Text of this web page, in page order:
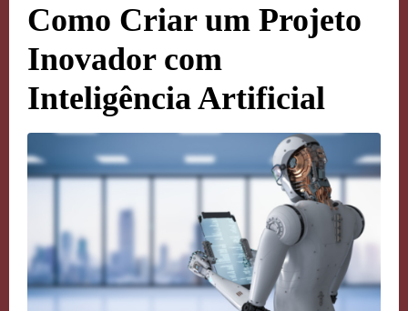
Como Criar um Projeto
Inovador com
Inteligência Artificial